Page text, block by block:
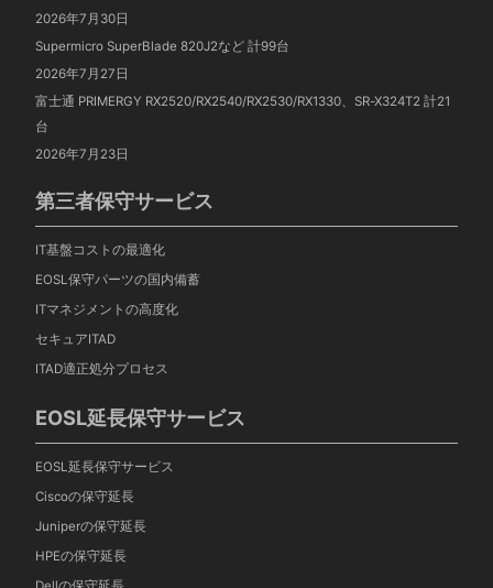
2026年7月30日
Supermicro SuperBlade 820J2など 計99台
2026年7月27日
富士通 PRIMERGY RX2520/RX2540/RX2530/RX1330、SR-X324T2 計21
台
2026年7月23日
第三者保守サービス
IT基盤コストの最適化
EOSL保守パーツの国内備蓄
ITマネジメントの高度化
セキュアITAD
ITAD適正処分プロセス
EOSL延長保守サービス
EOSL延長保守サービス
Ciscoの保守延長
Juniperの保守延長
HPEの保守延長